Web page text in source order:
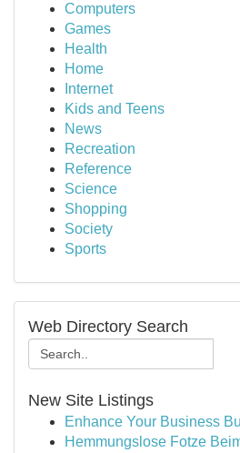
Computers
Games
Health
Home
Internet
Kids and Teens
News
Recreation
Reference
Science
Shopping
Society
Sports
Web Directory Search
New Site Listings
Enhance Your Business
Hemmungslose Fotze